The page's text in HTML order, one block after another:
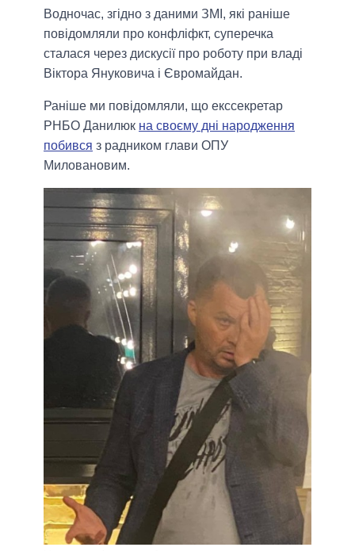
Водночас, згідно з даними ЗМІ, які раніше
повідомляли про конфліфкт, суперечка
сталася через дискусії про роботу при владі
Віктора Януковича і Євромайдан.
Раніше ми повідомляли, що екссекретар
РНБО Данилюк на своєму дні народження
побився з радником глави ОПУ
Миловановим.